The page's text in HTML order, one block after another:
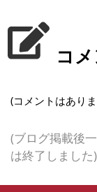
コ
(コメントはあり
(ブログ掲載後
は終了しました)